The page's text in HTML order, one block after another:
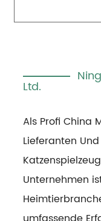
Ltd.
Als ProfiChina
Lieferanten
Unternehmen